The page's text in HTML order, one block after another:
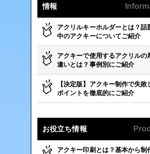
情報
アクリルキーホルダーとは？話
中のアクキーについてご紹介
アクキーで使用するアクリルの
違いとは？事例別にご紹介
【決定版】アクキー制作で失敗
ポイントを徹底的にご紹介
お役立ち情報
アクキー印刷とは？基本から制